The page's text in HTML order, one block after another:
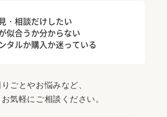
・相談だけしたい
似合うか分からない
タルか購入か迷っている
ごとやお悩みなど、
気軽にご相談ください。